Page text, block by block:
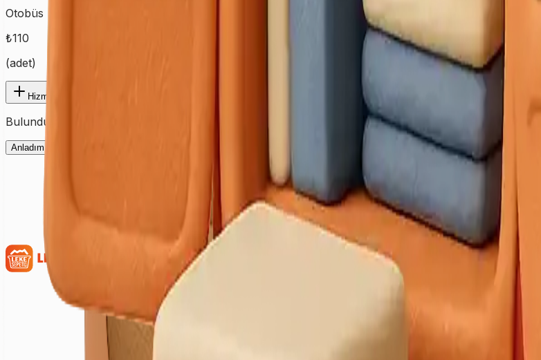
Otobüs
₺110
(adet)
Hizmet Ekle
Bulunduğunuz şehre ait fiyatları görmek için ilk olarak şehir seçimi yapmalısınız. Aksi takdirde farklı
Anladım